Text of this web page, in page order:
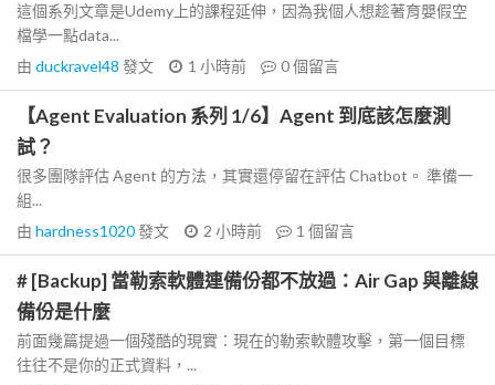
這個系列文章是Udemy上的課程延伸，因為我個人想趁著育嬰假空
檔學一點data...
由 duckravel48 發文 1 小時前 0個留言
【Agent Evaluation 系列 1/6】Agent 到底該怎麼測
試？
很多團隊評估 Agent 的方法，其實還停留在評估 Chatbot。 準備一
組...
由 hardness1020發文 2 小時前 1 個留言
# [Backup] 當勒索軟體連備份都不放過：Air Gap 與離線
備份是什麼
前面幾篇提過一個殘酷的現實：現在的勒索軟體攻擊，第一個目標
往往不是你的正式資料，...